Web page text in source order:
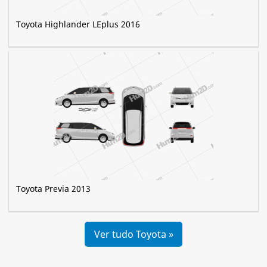
Toyota Highlander LEplus 2016
Toyota Previa 2013
Ver tudo Toyota »